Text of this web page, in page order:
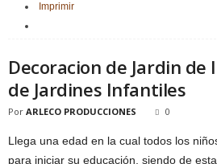
Imprimir
Decoracion de Jardin de
de Jardines Infantiles
Por ARLECO PRODUCCIONES 0
Llega una edad en la cual todos los
para iniciar su educación, siendo de